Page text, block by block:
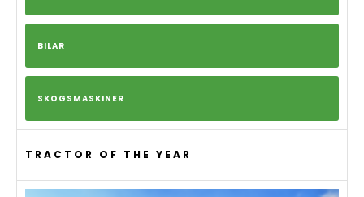
BILAR
SKOGSMASKINER
TRACTOR OF THE YEAR